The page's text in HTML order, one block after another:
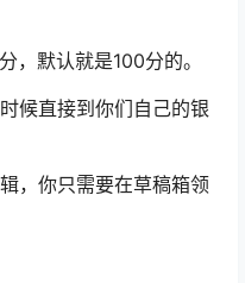
，默认就是100分的。
候直接到你们自己的银
，你只需要在草稿箱领